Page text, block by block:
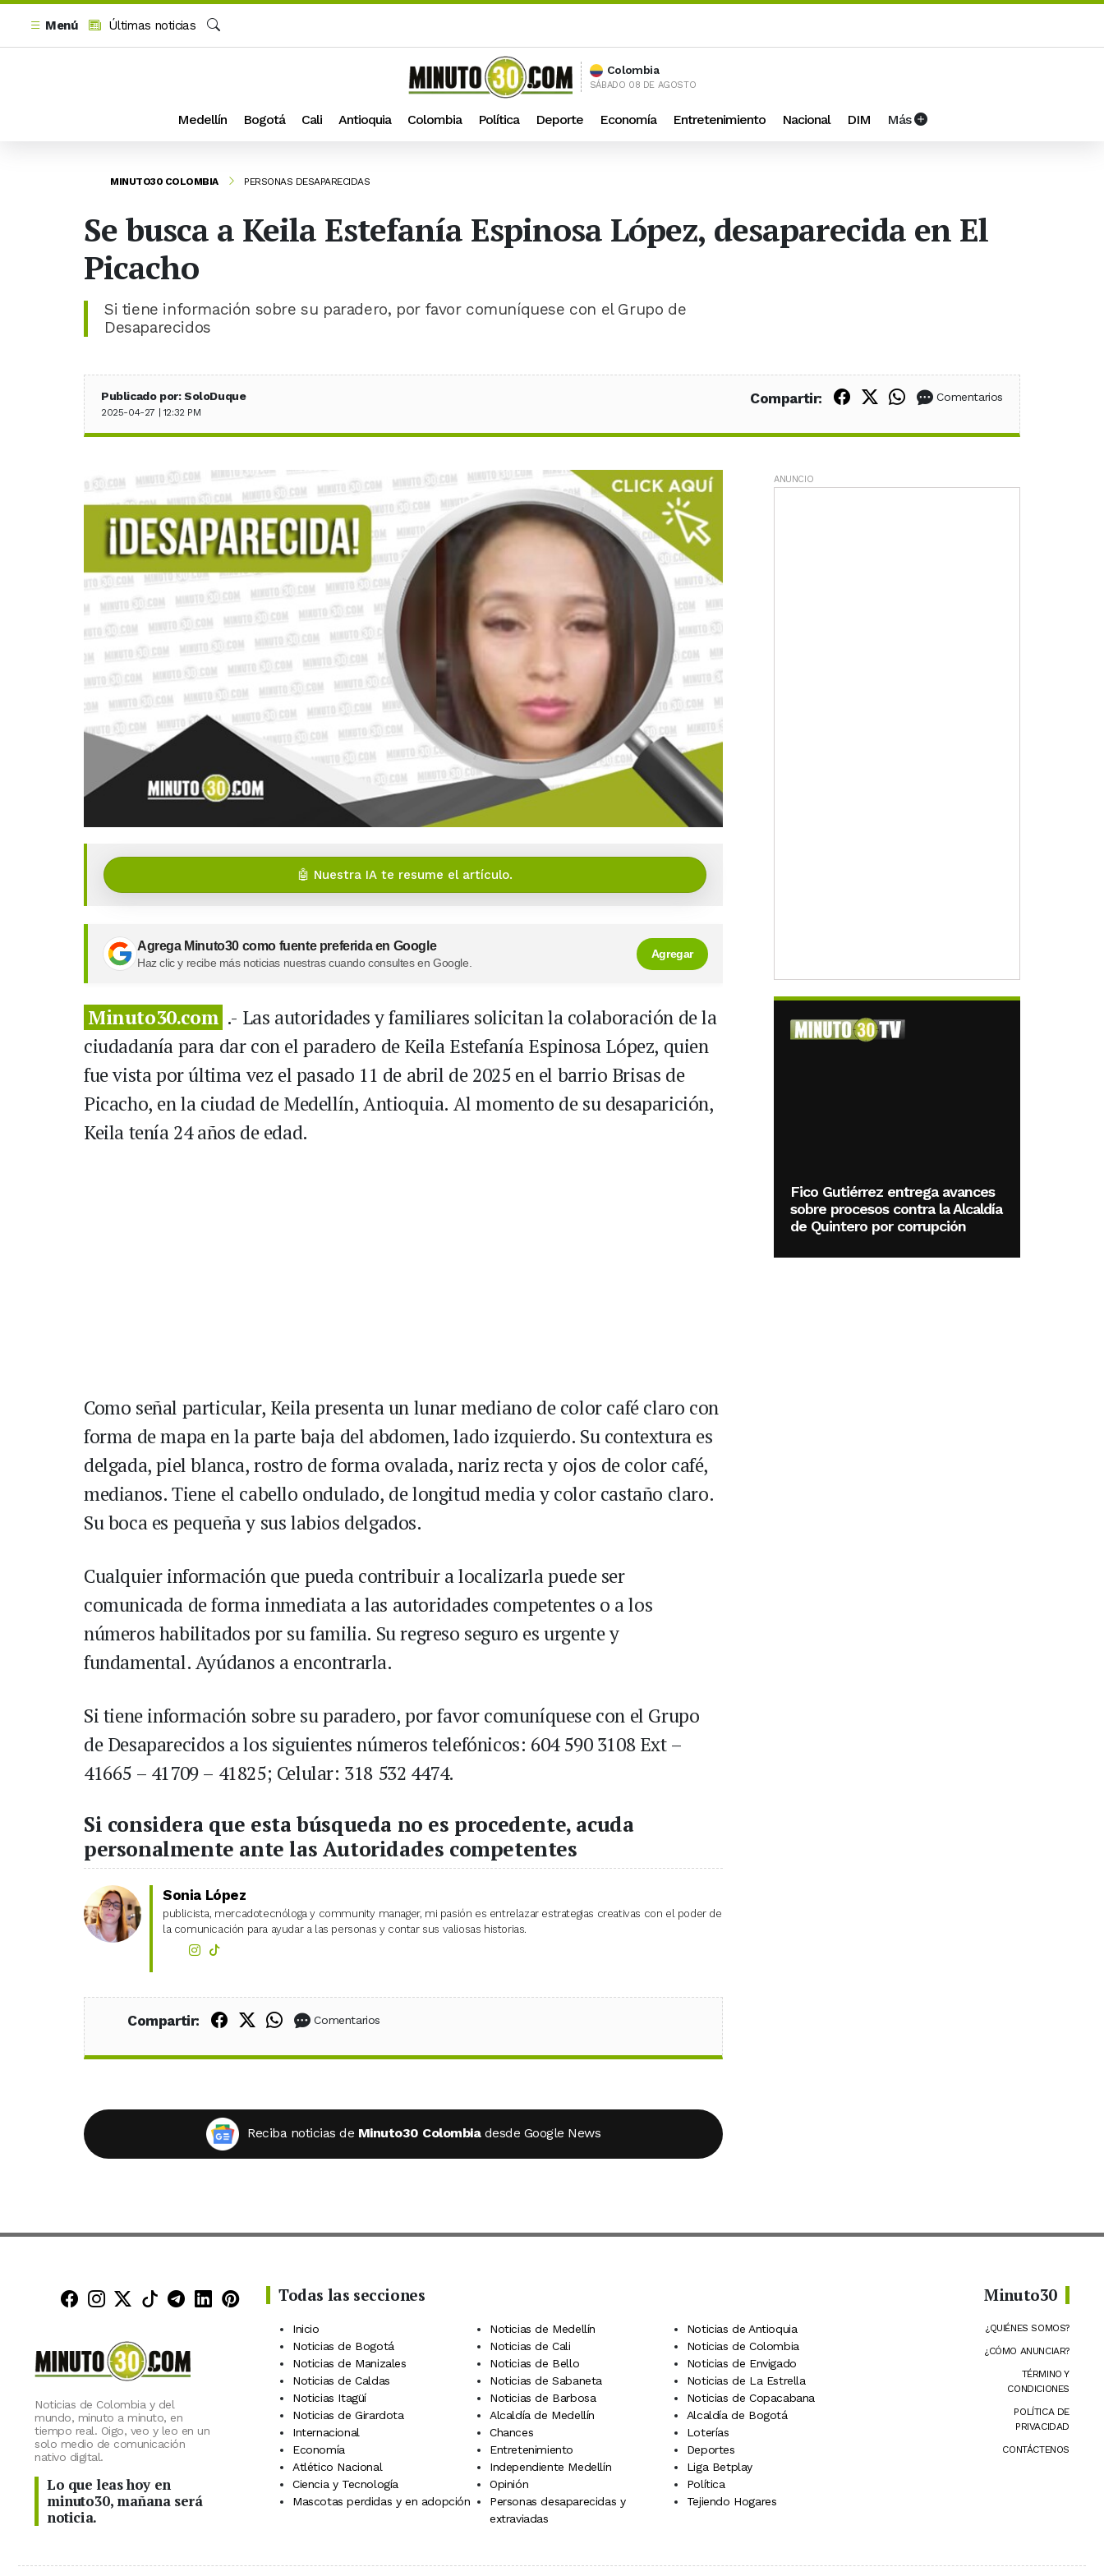
Menú
Últimas noticias
Buscar
Colombia
SÁBADO 08 DE AGOSTO
Medellín Bogotá Cali Antioquia Colombia Política Deporte Economía Entretenimiento Nacional DIM Más
MINUTO30 COLOMBIA PERSONAS DESAPARECIDAS
Se busca a Keila Estefanía Espinosa López, desaparecida en El
Picacho
Si tiene información sobre su paradero, por favor comuníquese con el Grupo de
Desaparecidos
Publicado por: SoloDuque
2025-04-27 | 12:32 PM
Compartir: Compartir en Facebook
Compartir en X (Twitter)
Compartir en WhatsApp
Comentarios
🤖 Nuestra IA te resume el artículo.
Agrega Minuto30 como fuente preferida en Google
Haz clic y recibe más noticias nuestras cuando consultes en Google.
Agregar
Minuto30.com .- Las autoridades y familiares solicitan la colaboración de la
ciudadanía para dar con el paradero de Keila Estefanía Espinosa López, quien
fue vista por última vez el pasado 11 de abril de 2025 en el barrio Brisas de
Picacho, en la ciudad de Medellín, Antioquia. Al momento de su desaparición,
Keila tenía 24 años de edad.
Como señal particular, Keila presenta un lunar mediano de color café claro con
forma de mapa en la parte baja del abdomen, lado izquierdo. Su contextura es
delgada, piel blanca, rostro de forma ovalada, nariz recta y ojos de color café,
medianos. Tiene el cabello ondulado, de longitud media y color castaño claro.
Su boca es pequeña y sus labios delgados.
Cualquier información que pueda contribuir a localizarla puede ser
comunicada de forma inmediata a las autoridades competentes o a los
números habilitados por su familia. Su regreso seguro es urgente y
fundamental. Ayúdanos a encontrarla.
Si tiene información sobre su paradero, por favor comuníquese con el Grupo
de Desaparecidos a los siguientes números telefónicos: 604 590 3108 Ext –
41665 – 41709 – 41825; Celular: 318 532 4474.
Si considera que esta búsqueda no es procedente, acuda
personalmente ante las Autoridades competentes
Sonia López
publicista, mercadotecnóloga y community manager, mi pasión es entrelazar estrategias creativas con el poder de
la comunicación para ayudar a las personas y contar sus valiosas historias.
Compartir: Compartir en Facebook
Compartir en X (Twitter)
Compartir en WhatsApp
Comentarios
Reciba noticias de Minuto30 Colombia desde Google News
ANUNCIO
Fico Gutiérrez entrega avances
sobre procesos contra la Alcaldía
de Quintero por corrupción
Minuto30 en Facebook
Minuto30 en Instagram
Minuto30 en X (Twitter)
Minuto30 en TikTok
Canal de Minuto30 en Telegram
Minuto30 en LinkedIn
Minuto30 en Pinterest
Noticias de Colombia y del
mundo, minuto a minuto, en
tiempo real. Oigo, veo y leo en un
solo medio de comunicación
nativo digital.
Lo que leas hoy en
minuto30, mañana será
noticia.
Todas las secciones
Inicio Noticias de Medellín
Noticias de Antioquia
Noticias de Bogotá
Noticias de Cali
Noticias de Colombia
Noticias de Manizales
Noticias de Bello
Noticias de Envigado
Noticias de Caldas
Noticias de Sabaneta
Noticias de La Estrella
Noticias Itagüí
Noticias de Barbosa
Noticias de Copacabana
Noticias de Girardota
Alcaldía de Medellín
Alcaldía de Bogotá
Internacional
Chances
Loterías
Economía
Entretenimiento
Deportes
Atlético Nacional
Independiente Medellín
Liga Betplay
Ciencia y Tecnología
Opinión
Política
Mascotas perdidas y en adopción
Personas desaparecidas y
extraviadas
Tejiendo Hogares
Minuto30
¿QUIÉNES SOMOS?
¿CÓMO ANUNCIAR?
TÉRMINO Y
CONDICIONES
POLÍTICA DE
PRIVACIDAD
CONTÁCTENOS